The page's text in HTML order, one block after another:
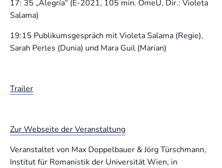
17: 35 „Alegría“ (E-2021, 105 min. OmeU, Dir.: Violeta
Salama)
19:15 Publikumsgespräch mit Violeta Salama (Regie),
Sarah Perles (Dunia) und Mara Guil (Marian)
Trailer
Zur Webseite der Veranstaltung
Veranstaltet von Max Doppelbauer & Jörg Türschmann,
Institut für Romanistik der Universität Wien, in